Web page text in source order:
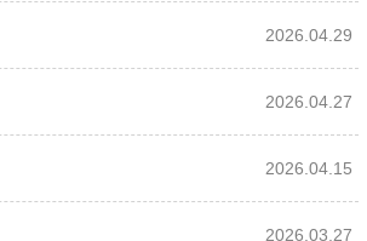
2026.04.29
2026.04.27
2026.04.15
2026.03.27